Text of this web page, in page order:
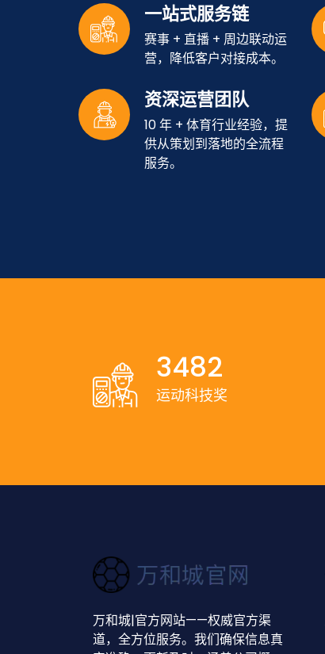
一站式服务链
赛事 + 直播 + 周边联动运
营，降低客户对接成本。
资深运营团队
10 年 + 体育行业经验，提
供从策划到落地的全流程
服务。
3482
运动科技奖
万和城|官方网站——权威官方渠
道，全方位服务。我们确保信息真